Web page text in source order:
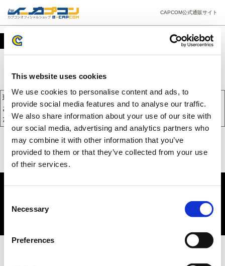
This website uses cookies
We use cookies to personalise content and ads, to
provide social media features and to analyse our traffic.
We also share information about your use of our site with
our social media, advertising and analytics partners who
may combine it with other information that you’ve
provided to them or that they’ve collected from your use
of their services.
Selection
Necessary
Preferences
CAPCOM公式通販サイト
カート
現在、カートには商品が入っておりません。
お買い物を続けるには下の 「お買い物を続ける」 をクリックしてく
ださい。